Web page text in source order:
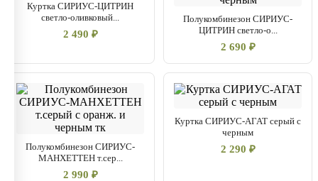
Куртка СИРИУС-ЦИТРИН
светло-оливковый...
2 490 ₽
Полукомбинезон СИРИУС-
ЦИТРИН светло-о...
2 690 ₽
Полукомбинезон СИРИУС-
МАНХЕТТЕН т.сер...
2 990 ₽
Куртка СИРИУС-АГАТ серый с
черным
2 290 ₽